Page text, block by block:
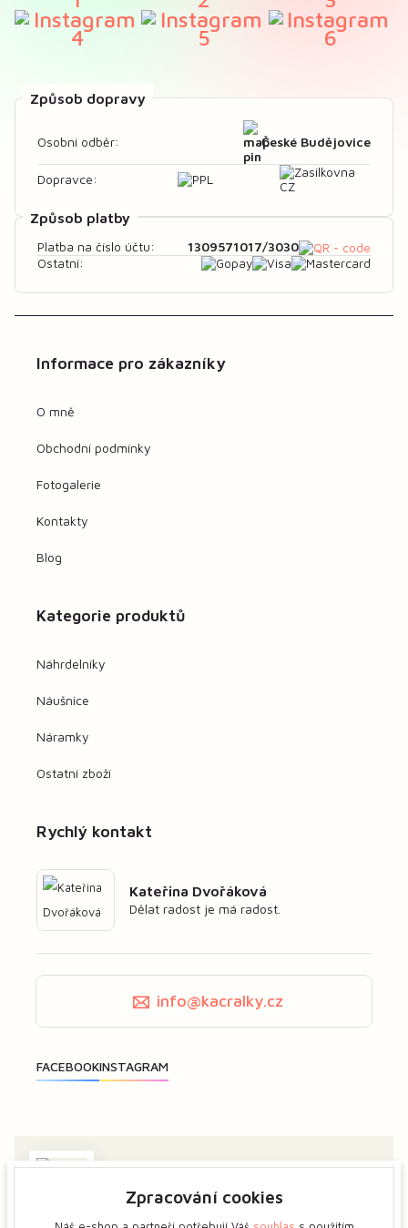
Způsob dopravy
Osobní odběr: České Budějovice
Dopravce:
Způsob platby
Platba na číslo účtu: 1309571017/3030
Ostatní:
Informace pro zákazníky
O mně
Obchodní podmínky
Fotogalerie
Kontakty
Blog
Kategorie produktů
Náhrdelníky
Náušnice
Náramky
Ostatní zboží
Zajímá vás má tvorba? Dejte mi předem vědět a ukážeme
Rychlý kontakt
Kateřina Dvořáková
Dělat radost je má radost.
info@kacralky.cz
Zpracování cookies